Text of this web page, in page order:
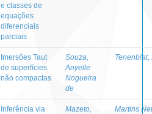
e classes de
equações
diferenciais
parciais
Imersões Taut
de superfícies
não compactas
Souza,
Anyelle
Nogueira
de
Tenenblat,
Inferência via
Mazeto,
Martins